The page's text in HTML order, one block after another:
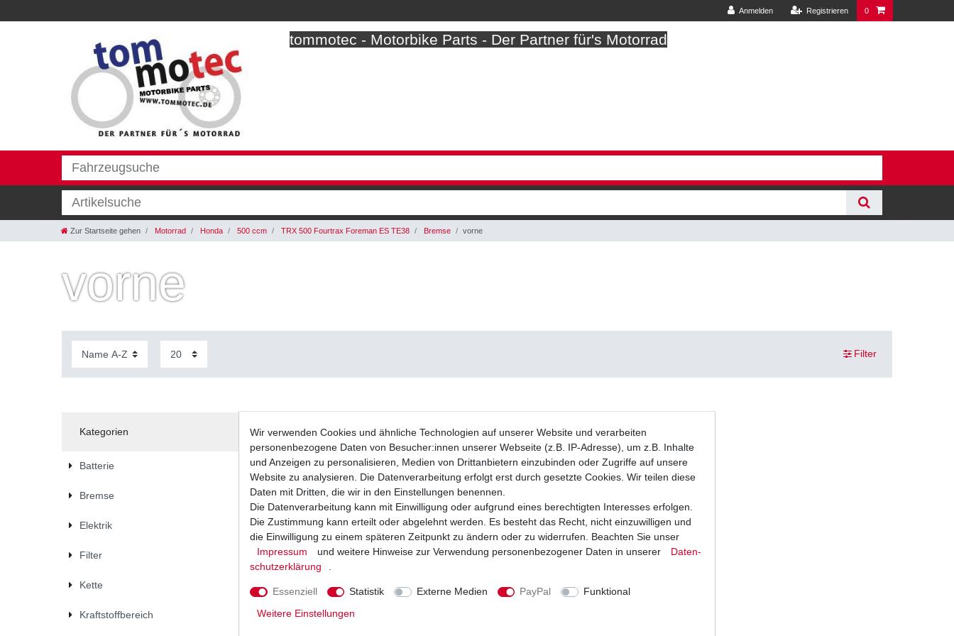
Anmelden Registrieren 0
tommotec - Motorbike Parts - Der Partner für's Motorrad
Zur Startseite gehen Motorrad Honda 500 ccm TRX 500 Fourtrax Foreman ES TE38 Bremse vorne
vorne
Filter
Kategorien
Batterie
Bremse
Elektrik
Filter
Kette
Kraftstoffbereich
Bremsbeläge EBC FA 084 TT FA084TT Standard
Wir verwenden Cookies und ähnliche Technologien auf unserer Website und verarbeiten
personenbezogene Daten von Besucher:innen unserer Webseite (z.B. IP-Adresse), um z.B. Inhalte
und Anzeigen zu personalisieren, Medien von Drittanbietern einzubinden oder Zugriffe auf unsere
Website zu analysieren. Die Datenverarbeitung erfolgt erst durch gesetzte Cookies. Wir teilen diese
Daten mit Dritten, die wir in den Einstellungen benennen.
Die Datenverarbeitung kann mit Einwilligung oder aufgrund eines berechtigten Interesses erfolgen.
Die Zustimmung kann erteilt oder abgelehnt werden. Es besteht das Recht, nicht einzuwilligen und
die Einwilligung zu einem späteren Zeitpunkt zu ändern oder zu widerrufen. Beachten Sie unser
Impressum
und weitere Hinweise zur Verwendung personenbezogener Daten in unserer
Daten­
schutz­erklärung
Essenziell Statistik Externe Medien PayPal
Funktional
Weitere Einstellungen